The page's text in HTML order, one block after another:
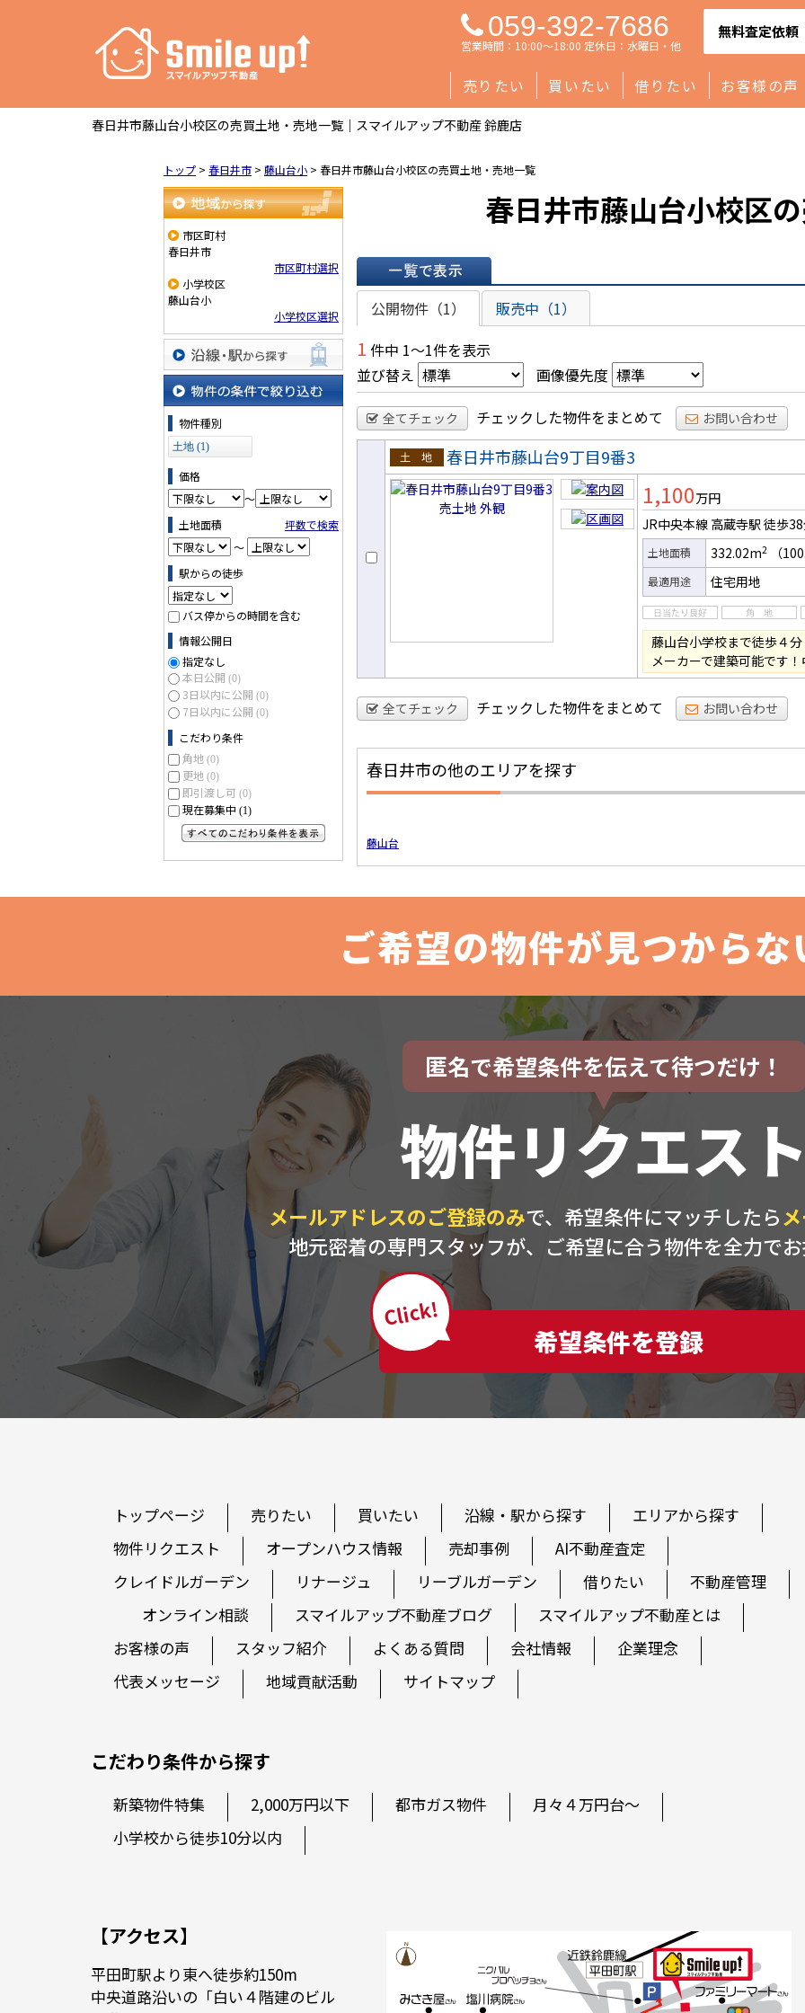
059-392-7686
営業時間：10:00～18:00 定休日：水曜日・他
無料査定依頼
売りたい 買いたい 借りたい お客様の声
春日井市藤山台小校区の売買土地・売地一覧｜スマイルアップ不動産 鈴鹿店
トップ > 春日井市 > 藤山台小 > 春日井市藤山台小校区の売買土地・売地一覧
地域から探す
市区町村
春日井市
市区町村選択
小学校区
藤山台小
小学校区選択
沿線・駅から探す
物件の条件で絞り込む
物件種別
土地 (1)
価格
～
土地面積
坪数で検索
～
駅からの徒歩
バス停からの時間を含む
情報公開日
指定なし
本日公開 (0)
3日以内に公開 (0)
7日以内に公開 (0)
こだわり条件
角地 (0)
更地 (0)
即引渡し可 (0)
現在募集中 (1)
春日井市藤山台小校区
一覧で表示
公開物件（1） 販売中（1）
1 件中 1～1件を表示
並び替え
画像優先度
全てチェック チェックした物件をまとめて お問い合わせ
売土地
春日井市藤山台9丁目9番3
1,100万円
JR中央本線 高蔵寺駅 徒歩
土地面積 332.02m2 （
最適用途 住宅用地
藤山台小学校まで徒歩４
メーカーで建築可能です
全てチェック チェックした物件をまとめて お問い合わせ
春日井市の他のエリアを探す
藤山台
ご希望の物件が見つからな
匿名で希望条件を伝えて待つだけ！
物件リクエス
メールアドレスのご登録のみで、希望条件にマッチしたら
地元密着の専門スタッフが、ご希望に合う物件を全力で
Click!
希望条件を登録
トップページ 売りたい 買いたい 沿線・駅から探す
エリアから探す
物件リクエスト
オープンハウス情報 売却事例
AI不動産査定
クレイドルガーデン
リナージュ リーブルガーデン 借りたい
不動産管理
オンライン相談
スマイルアップ不動産ブログ
スマイルアップ不動産とは
お客様の声
スタッフ紹介 よくある質問 会社情報
企業理念
代表メッセージ
地域貢献活動 サイトマップ
こだわり条件から探す
新築物件特集 2,000万円以下 都市ガス物件
月々４万円台～
小学校から徒歩10分以内
【アクセス】
平田町駅より東へ徒歩約150m
中央道路沿いの「白い４階建のビル